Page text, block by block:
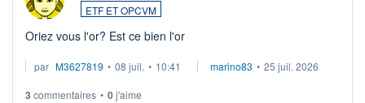
ETF ET OPCVM
Oriez vous l'or? Est ce bien l'or
par M3627819 • 08 juil. • 10:41 marino83 • 25 juil. 2026
3 commentaires • 0j'aime